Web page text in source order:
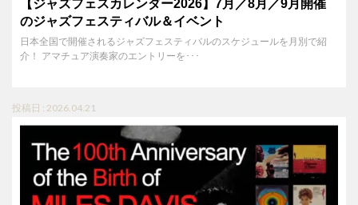
【ジャズフェスカレンダー2026】7月／8月／9月開催
のジャズフェスティバル＆イベント
日本全国で開催されるジャズフェスティバルのスケジュールを月別で紹
介！ アマチュア演奏家のエントリーを･･･
投稿日 : 2026.04.21